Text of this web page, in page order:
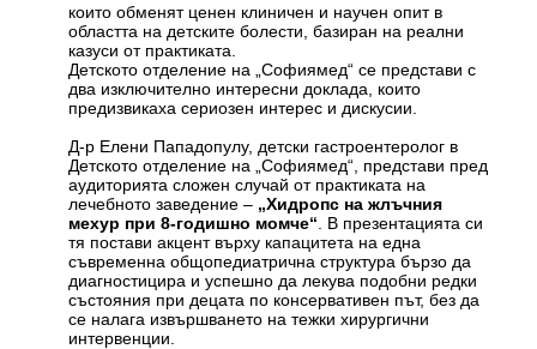
които обменят ценен клиничен и научен опит в
областта на детските болести, базиран на реални
казуси от практиката.
Детското отделение на „Софиямед“ се представи с
два изключително интересни доклада, които
предизвикаха сериозен интерес и дискусии.
Д-р Елени Пападопулу, детски гастроентеролог в
Детското отделение на „Софиямед“, представи пред
аудиторията сложен случай от практиката на
лечебното заведение – „Хидропс на жлъчния
мехур при 8-годишно момче“ . В презентацията си
тя постави акцент върху капацитета на една
съвременна общопедиатрична структура бързо да
диагностицира и успешно да лекува подобни редки
състояния при децата по консервативен път, без да
се налага извършването на тежки хирургични
интервенции.